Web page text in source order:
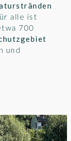
alle ist
700
und